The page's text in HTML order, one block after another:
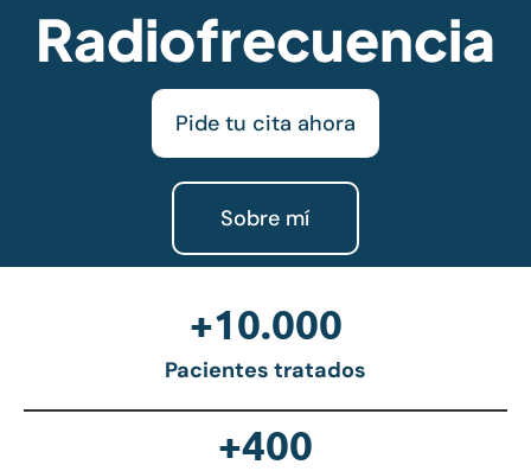
Radiofrecuencia
Pide tu cita ahora
Sobre mí
Pacientes tratados
+10.000
+400